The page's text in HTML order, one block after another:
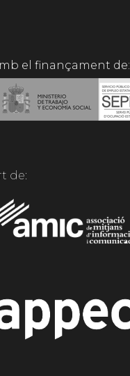
el finançament de:
de: